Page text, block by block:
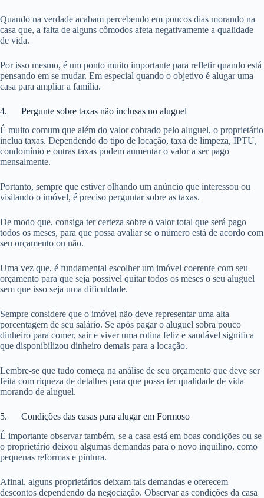
Quando na verdade acabam percebendo em poucos dias morando na
casa que, a falta de alguns cômodos afeta negativamente a qualidade
de vida.
Por isso mesmo, é um ponto muito importante para refletir quando está
pensando em se mudar. Em especial quando o objetivo é alugar uma
casa para ampliar a família.
4. Pergunte sobre taxas não inclusas no aluguel
É muito comum que além do valor cobrado pelo aluguel, o proprietário
inclua taxas. Dependendo do tipo de locação, taxa de limpeza, IPTU,
condomínio e outras taxas podem aumentar o valor a ser pago
mensalmente.
Portanto, sempre que estiver olhando um anúncio que interessou ou
visitando o imóvel, é preciso perguntar sobre as taxas.
De modo que, consiga ter certeza sobre o valor total que será pago
todos os meses, para que possa avaliar se o número está de acordo com
seu orçamento ou não.
Uma vez que, é fundamental escolher um imóvel coerente com seu
orçamento para que seja possível quitar todos os meses o seu aluguel
sem que isso seja uma dificuldade.
Sempre considere que o imóvel não deve representar uma alta
porcentagem de seu salário. Se após pagar o aluguel sobra pouco
dinheiro para comer, sair e viver uma rotina feliz e saudável significa
que disponibilizou dinheiro demais para a locação.
Lembre-se que tudo começa na análise de seu orçamento que deve ser
feita com riqueza de detalhes para que possa ter qualidade de vida
morando de aluguel.
5. Condições das casas para alugar em Formoso
É importante observar também, se a casa está em boas condições ou se
o proprietário deixou algumas demandas para o novo inquilino, como
pequenas reformas e pintura.
Afinal, alguns proprietários deixam tais demandas e oferecem
descontos dependendo da negociação. Observar as condições da casa